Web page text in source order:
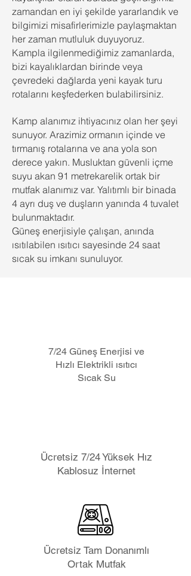
zamandan en iyi şekilde yararlandık ve
bilgimizi misafirlerimizle paylaşmaktan
her zaman mutluluk duyuyoruz.
Kampla ilgilenmediğimiz zamanlarda,
bizi kayalıklardan birinde veya
çevredeki dağlarda yeni kayak turu
rotalarını keşfederken bulabilirsiniz.
Kamp alanımız ihtiyacınız olan her şeyi
sunuyor. Arazimiz ormanın içinde ve
tırmanış rotalarına ve ana yola son
derece yakın. Musluktan güvenli içme
suyu akan 91 metrekarelik ortak bir
mutfak alanımız var. Yalıtımlı bir binada
4 ayrı duş ve duşların yanında 4 tuvalet
bulunmaktadır.
Güneş enerjisiyle çalışan, anında
ısıtılabilen ısıtıcı sayesinde 24 saat
sıcak su imkanı sunuluyor.
7/24 Güneş Enerjisi ve
Hızlı Elektrikli ısıtıcı
Sıcak Su
Ücretsiz 7/24 Yüksek Hız
Kablosuz İnternet
Ücretsiz Tam Donanımlı
Ortak Mutfak